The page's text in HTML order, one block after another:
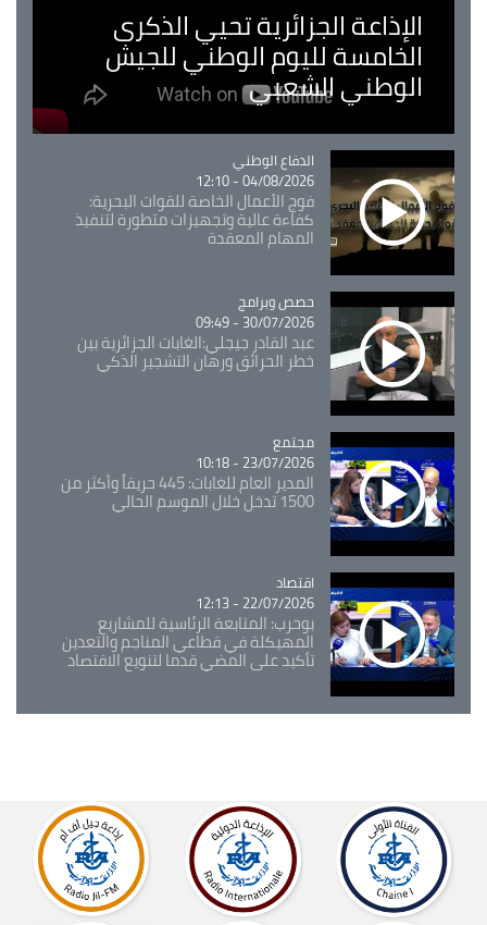
الإذاعة الجزائرية تحيي الذكرى
الخامسة لليوم الوطني للجيش
الوطني الشعبي
Catégorie
الدفاع الوطني
04/08/2026 - 12:10
فوج الأعمال الخاصة للقوات البحرية:
كفاءة عالية وتجهيزات متطورة لتنفيذ
المهام المعقدة
Catégorie
حصص وبرامج
30/07/2026 - 09:49
عبد القادر جيجلي:الغابات الجزائرية بين
خطر الحرائق ورهان التشجير الذكي
Catégorie
مجتمع
23/07/2026 - 10:18
المدير العام للغابات: 445 حريقاً وأكثر من
1500 تدخل خلال الموسم الحالي
Catégorie
اقتصاد
22/07/2026 - 12:13
بوحرب: المتابعة الرئاسية للمشاريع
المهيكلة في قطاعي المناجم والتعدين
تأكيد على المضي قدما لتنويع الاقتصاد